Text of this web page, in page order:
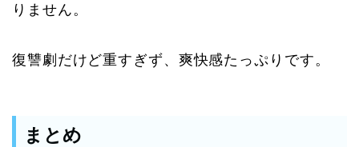
りません。
復讐劇だけど重すぎず、爽快感たっぷりです。
まとめ